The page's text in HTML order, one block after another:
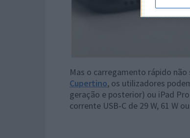
Mas o carregamento rápido
Cupertino, os utilizadores
geração e posterior) ou iPad
corrente USB-C de 29 W, 61 W